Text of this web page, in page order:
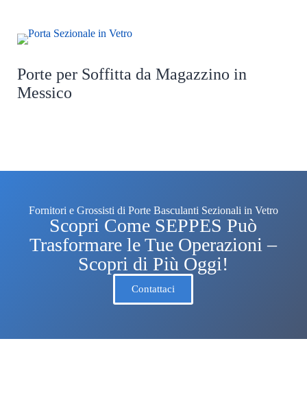
Porte per Soffitta da Magazzino in
Messico
Fornitori e Grossisti di Porte Basculanti Sezionali in Vetro
Scopri Come SEPPES Può
Trasformare le Tue Operazioni –
Scopri di Più Oggi!
Contattaci